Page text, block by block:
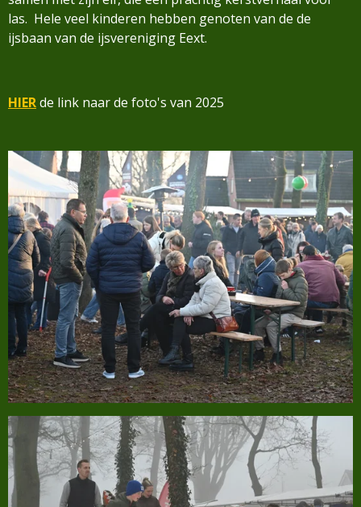
las. Hele veel kinderen hebben genoten van de de
ijsbaan van de ijsvereniging Eext.
HIERde link naar de foto's van 2025